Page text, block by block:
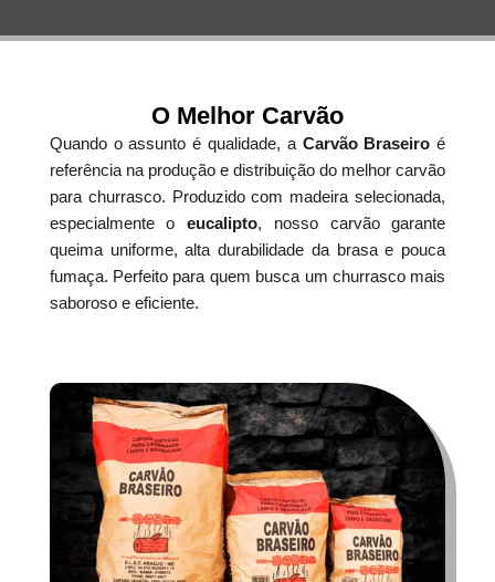
O Melhor Carvão
Quando o assunto é qualidade, a Carvão Braseiro é
referência na produção e distribuição do melhor carvão
para churrasco. Produzido com madeira selecionada,
especialmente oeucalipto, nosso carvão garante
queima uniforme, alta durabilidade da brasa e pouca
fumaça. Perfeito para quem busca um churrasco mais
saboroso e eficiente.